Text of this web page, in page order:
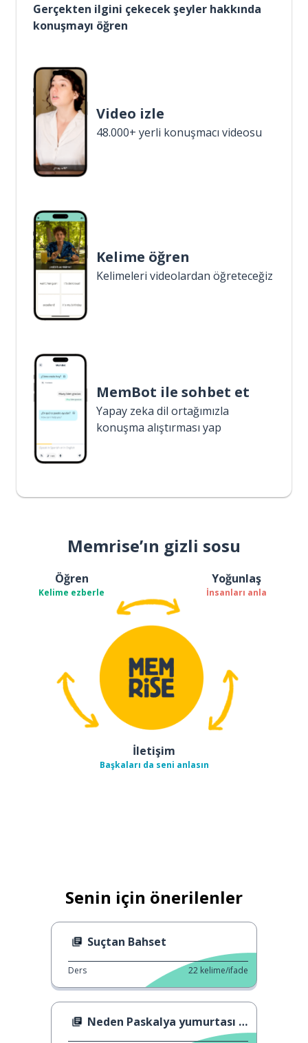
Gerçekten ilgini çekecek şeyler hakkında
konuşmayı öğren
Video izle
48.000+ yerli konuşmacı videosu
Kelime öğren
Kelimeleri videolardan öğreteceğiz
MemBot ile sohbet et
Yapay zeka dil ortağımızla
konuşma alıştırması yap
Memrise’ın gizli sosu
Öğren
Kelime ezberle
Yoğunlaş
İnsanları anla
İletişim
Başkaları da seni anlasın
Senin için önerilenler
Suçtan Bahset
Ders 22 kelime/ifade
Neden Paskalya yumurtası yiyoruz?